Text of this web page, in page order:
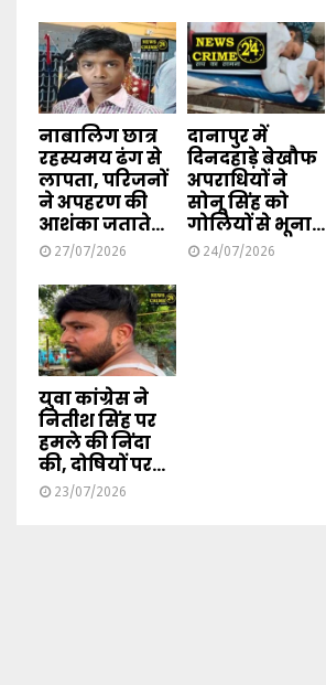
नाबालिग छात्र
रहस्यमय ढंग से
लापता, परिजनों
ने अपहरण की
आशंका जताते...
27/07/2026
दानापुर में
दिनदहाड़े बेखौफ
अपराधियों ने
सोनू सिंह को
गोलियों से भूना...
24/07/2026
युवा कांग्रेस ने
नितीश सिंह पर
हमले की निंदा
की, दोषियों पर...
23/07/2026